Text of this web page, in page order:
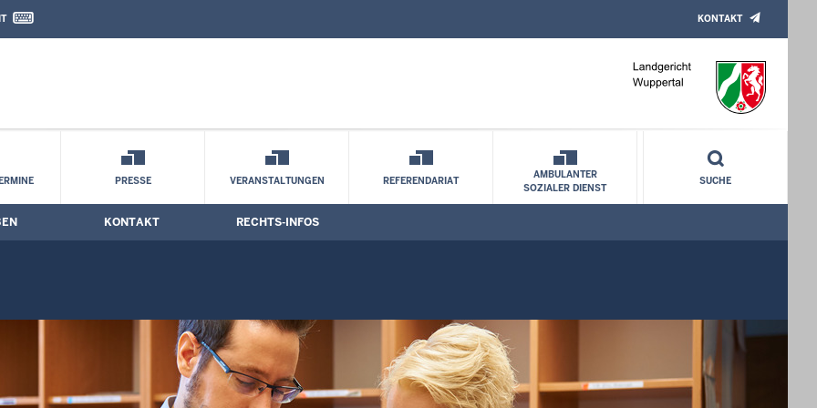
Kontaktformular
KONTAKT
PRESSE VERANSTALTUNGEN REFERENDARIAT
AMBULANTER
SOZIALER DIENST
SUCHE
KONTAKT RECHTS-INFOS